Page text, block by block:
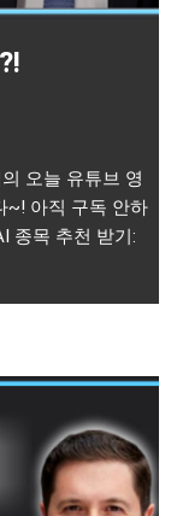
오늘 유튜브 영
~! 아직 구독 안하
종목 추천 받기: